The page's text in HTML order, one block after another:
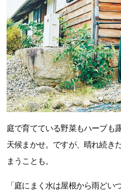
庭で育てている野菜もハーブも
天候まかせ。ですが、晴れ続き
まうことも。
「庭にまく水は屋根から雨どい